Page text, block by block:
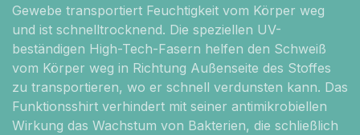
Gewebe transportiert Feuchtigkeit vom Körper weg
und ist schnelltrocknend. Die speziellen UV-
beständigen High-Tech-Fasern helfen den Schweiß
vom Körper weg in Richtung Außenseite des Stoffes
zu transportieren, wo er schnell verdunsten kann. Das
Funktionsshirt verhindert mit seiner antimikrobiellen
Wirkung das Wachstum von Bakterien, die schließlich